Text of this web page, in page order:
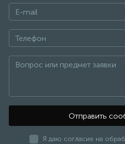
Отправить
Я даю согласие на